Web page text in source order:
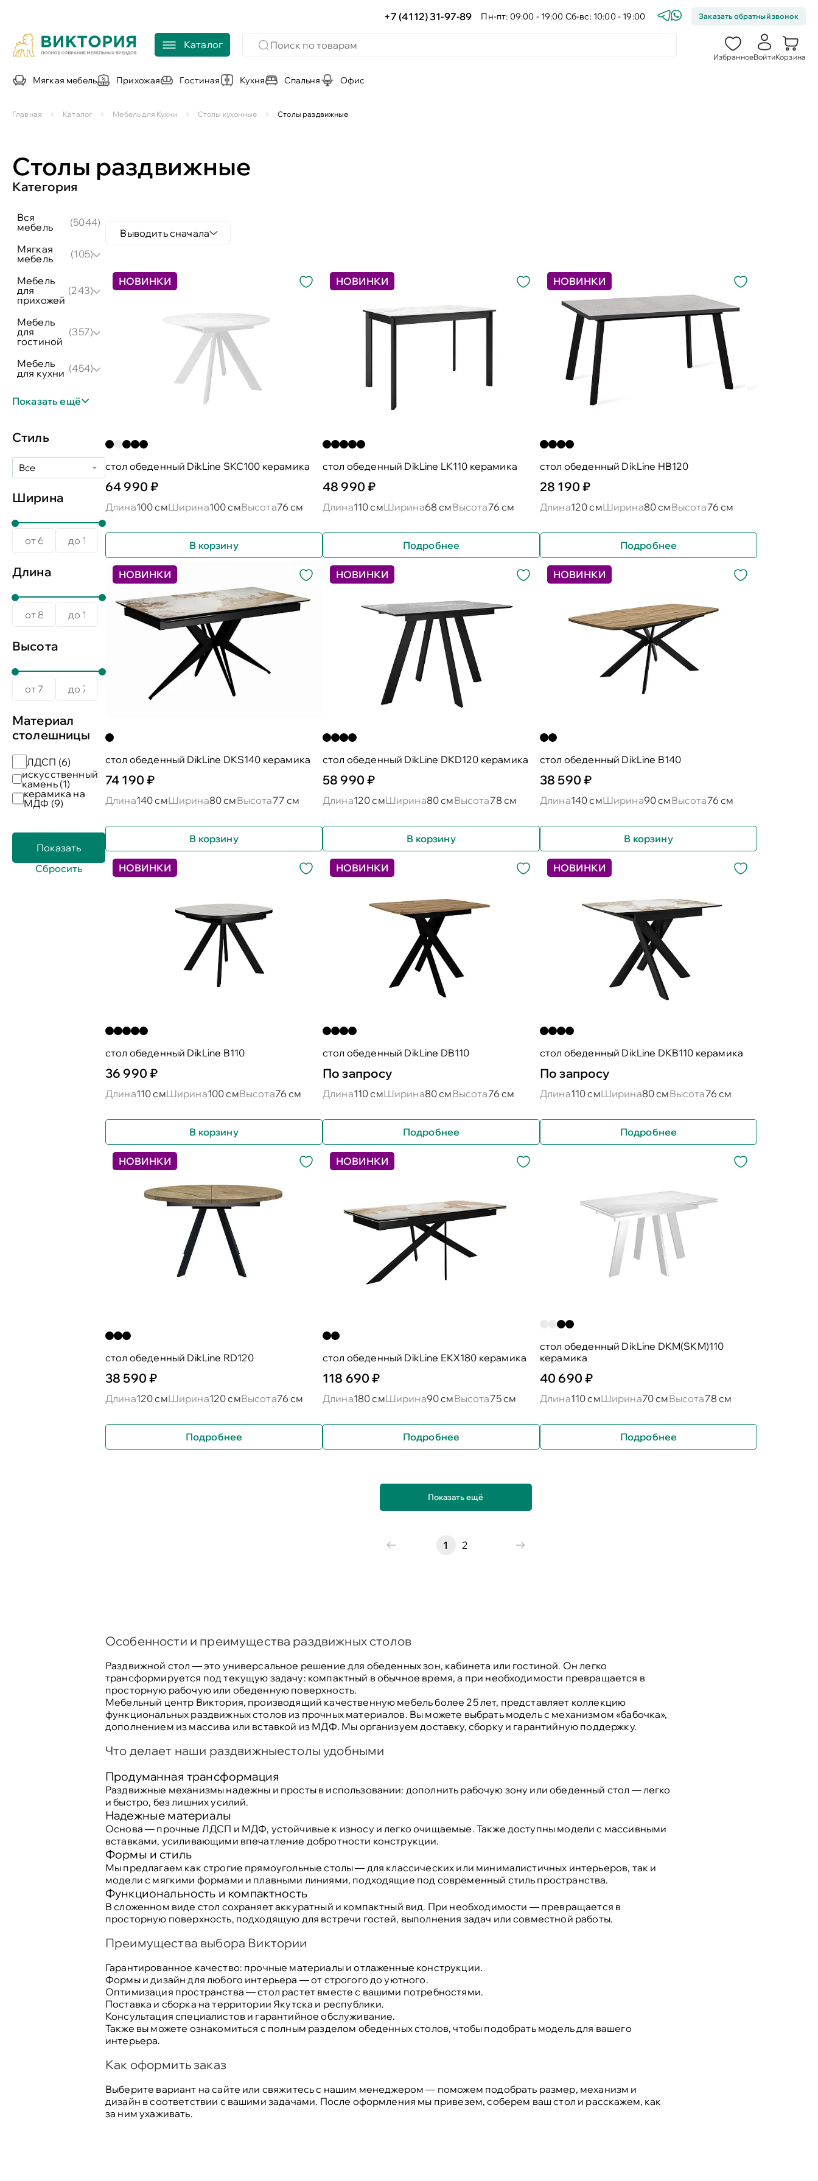
+7 (4112) 31-97-89 Пн-пт: 09:00 - 19:00 Сб-вс: 10:00 - 19:00 Заказать обратный звонок
Каталог
ИзбранноеВойтиКорзина
Мягкая мебель Прихожая Гостиная Кухня Спальня Офис
Главная Каталог Мебель для Кухни Столы кухонные Столы раздвижные
Столы раздвижные
Категория
вся
мебель
(5044)
мягкая
мебель
(105)
мебель
для
прихожей
(243)
мебель
для
гостиной
(357)
мебель
для кухни (454)
Показать ещё
Стиль
Все
Ширина
Длина
Высота
Материал
столешницы
ЛДСП (6)
искусственный
камень (1)
керамика на
МДФ (9)
Выводить сначала
НОВИНКИ
cтол обеденный DikLine SKC100 керамика
64 990 ₽
Длина100 смШирина100 смВысота76 см
В корзину
НОВИНКИ
cтол обеденный DikLine LK110 керамика
48 990 ₽
Длина110 смШирина68 смВысота76 см
Подробнее
НОВИНКИ
cтол обеденный DikLine HB120
28 190 ₽
Длина120 смШирина80 смВысота76 см
Подробнее
НОВИНКИ
стол обеденный DikLine DKS140 керамика
74 190 ₽
Длина140 смШирина80 смВысота77 см
В корзину
НОВИНКИ
стол обеденный DikLine DKD120 керамика
58 990 ₽
Длина120 смШирина80 смВысота78 см
В корзину
НОВИНКИ
стол обеденный DikLine B140
38 590 ₽
Длина140 смШирина90 смВысота76 см
В корзину
НОВИНКИ
стол обеденный DikLine B110
36 990 ₽
Длина110 смШирина100 смВысота76 см
В корзину
НОВИНКИ
стол обеденный DikLine DB110
По запросу
Длина110 смШирина80 смВысота76 см
Подробнее
НОВИНКИ
стол обеденный DikLine DKB110 керамика
По запросу
Длина110 смШирина80 смВысота76 см
Подробнее
НОВИНКИ
cтол обеденный DikLine RD120
38 590 ₽
Длина120 смШирина120 смВысота76 см
Подробнее
НОВИНКИ
cтол обеденный DikLine EKX180 керамика
118 690 ₽
Длина180 смШирина90 смВысота75 см
Подробнее
стол обеденный DikLine DKM(SKM)110
керамика
40 690 ₽
Длина110 смШирина70 смВысота78 см
Подробнее
Показать ещё
1 2
Особенности и преимущества раздвижных столов
Раздвижной стол — это универсальное решение для обеденных зон, кабинета или гостиной. Он легко
трансформируется под текущую задачу: компактный в обычное время, а при необходимости превращается в
просторную рабочую или обеденную поверхность.
Мебельный центр Виктория, производящий качественную мебель более 25 лет, представляет коллекцию
функциональных раздвижных столов из прочных материалов. Вы можете выбрать модель с механизмом «бабочка»,
дополнением из массива или вставкой из МДФ. Мы организуем доставку, сборку и гарантийную поддержку.
Что делает наши раздвижныестолы удобными
Продуманная трансформация
Раздвижные механизмы надежны и просты в использовании: дополнить рабочую зону или обеденный стол — легко
и быстро, без лишних усилий.
Надежные материалы
Основа — прочные ЛДСП и МДФ, устойчивые к износу и легко очищаемые. Также доступны модели с массивными
вставками, усиливающими впечатление добротности конструкции.
Формы и стиль
Мы предлагаем как строгие прямоугольные столы — для классических или минималистичных интерьеров, так и
модели с мягкими формами и плавными линиями, подходящие под современный стиль пространства.
Функциональность и компактность
В сложенном виде стол сохраняет аккуратный и компактный вид. При необходимости — превращается в
просторную поверхность, подходящую для встречи гостей, выполнения задач или совместной работы.
Преимущества выбора Виктории
Гарантированное качество: прочные материалы и отлаженные конструкции.
Формы и дизайн для любого интерьера — от строгого до уютного.
Оптимизация пространства — стол растет вместе с вашими потребностями.
Поставка и сборка на территории Якутска и республики.
Консультация специалистов и гарантийное обслуживание.
Также вы можете ознакомиться с полным разделом обеденных столов, чтобы подобрать модель для вашего
интерьера.
Как оформить заказ
Выберите вариант на сайте или свяжитесь с нашим менеджером — поможем подобрать размер, механизм и
дизайн в соответствии с вашими задачами. После оформления мы привезем, соберем ваш стол и расскажем, как
за ним ухаживать.